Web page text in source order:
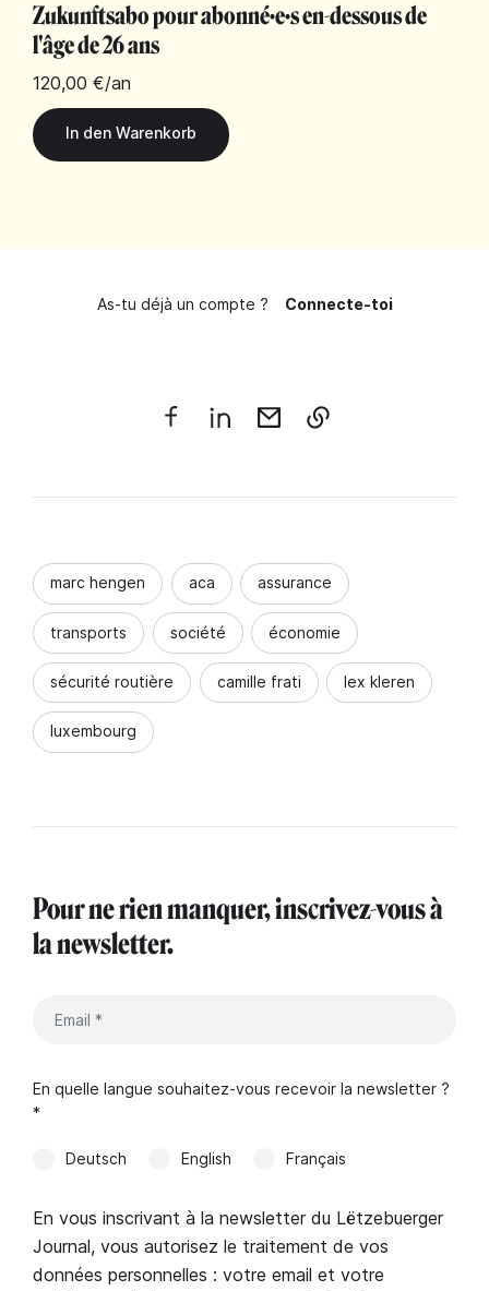
Zukunftsabo pour abonné·e·s en-dessous de
l'âge de 26 ans
120,00 €/an
As-tu déjà un compte ? Connecte-toi
marc hengen aca assurance
transports société économie
sécurité routière camille frati lex kleren
luxembourg
Pour ne rien manquer, inscrivez-vous à
la newsletter.
En quelle langue souhaitez-vous recevoir la newsletter ?
*
Deutsch English Français
En vous inscrivant à la newsletter du Lëtzebuerger
Journal, vous autorisez le traitement de vos
données personnelles : votre email et votre